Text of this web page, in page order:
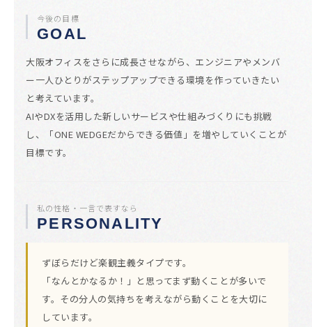
今後の目標
GOAL
大阪オフィスをさらに成長させながら、エンジニアやメンバ
ー一人ひとりがステップアップできる環境を作っていきたい
と考えています。
AIやDXを活用した新しいサービスや仕組みづくりにも挑戦
し、「ONE WEDGEだからできる価値」を増やしていくことが
目標です。
私の性格・一言で表すなら
PERSONALITY
ずぼらだけど楽観主義タイプです。
「なんとかなるか！」と思ってまず動くことが多いで
す。その分人の気持ちを考えながら動くことを大切に
しています。